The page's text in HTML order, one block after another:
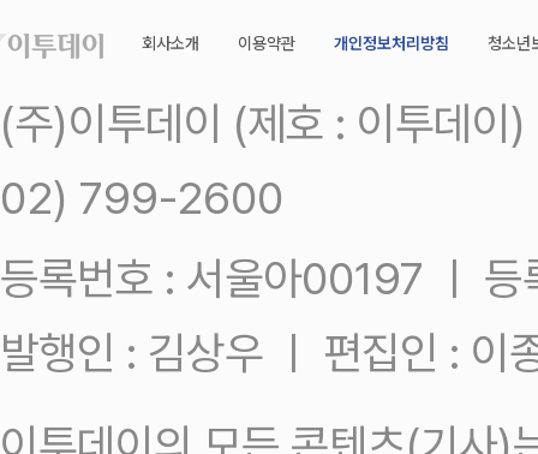
회사소개 이용약관 개인정보처리방침 청소년
(주)이투데이 (제호 : 이투데
02) 799-2600
등록번호 : 서울아00197 ㅣ
발행인 : 김상우 ㅣ 편집인 : 이